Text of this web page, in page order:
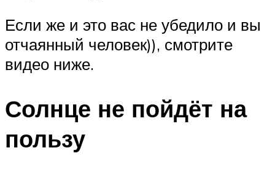
Если же и это вас не убедило и вы
отчаянный человек)), смотрите
видео ниже.
Солнце не пойдёт на
пользу